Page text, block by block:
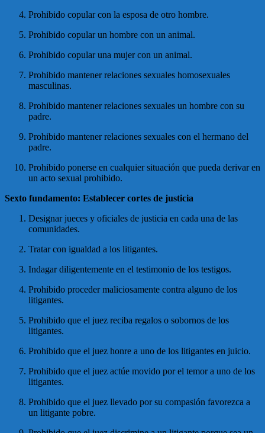
Prohibido copular con la esposa de otro hombre.
Prohibido copular un hombre con un animal.
Prohibido copular una mujer con un animal.
Prohibido mantener relaciones sexuales homosexuales
masculinas.
Prohibido mantener relaciones sexuales un hombre con su
padre.
Prohibido mantener relaciones sexuales con el hermano del
padre.
Prohibido ponerse en cualquier situación que pueda derivar en
un acto sexual prohibido.
Sexto fundamento: Establecer cortes de justicia
Designar jueces y oficiales de justicia en cada una de las
comunidades.
Tratar con igualdad a los litigantes.
Indagar diligentemente en el testimonio de los testigos.
Prohibido proceder maliciosamente contra alguno de los
litigantes.
Prohibido que el juez reciba regalos o sobornos de los
litigantes.
Prohibido que el juez honre a uno de los litigantes en juicio.
Prohibido que el juez actúe movido por el temor a uno de los
litigantes.
Prohibido que el juez llevado por su compasión favorezca a
un litigante pobre.